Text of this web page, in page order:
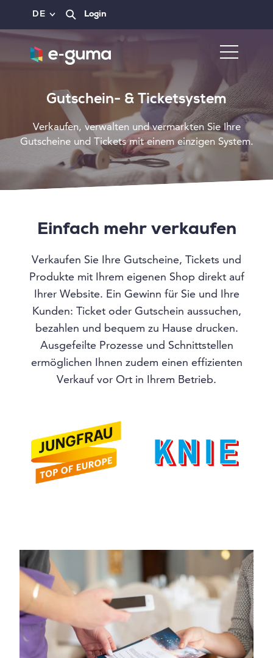
DE Login
Gutschein- & Ticketsystem
Verkaufen, verwalten und vermarkten Sie Ihre
Gutscheine und Tickets mit einem einzigen System.
Einfach mehr verkaufen
Verkaufen Sie Ihre Gutscheine, Tickets und
Produkte mit Ihrem eigenen Shop direkt auf
Ihrer Website. Ein Gewinn für Sie und Ihre
Kunden: Ticket oder Gutschein aussuchen,
bezahlen und bequem zu Hause drucken.
Ausgefeilte Prozesse und Schnittstellen
ermöglichen Ihnen zudem einen effizienten
Verkauf vor Ort in Ihrem Betrieb.